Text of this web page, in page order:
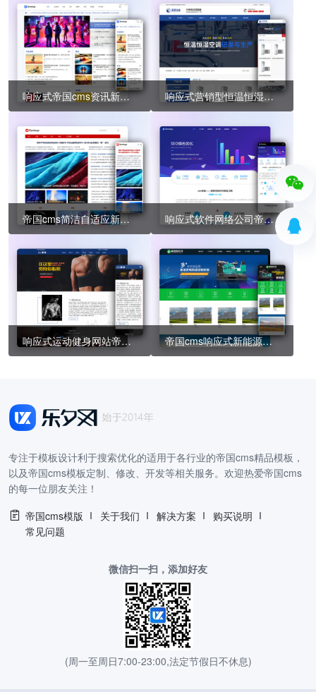
响应式帝国cms资讯新闻自媒体html5模版 简洁博客文章帝国cms模板源码 响应式营销型恒温恒湿机环境设备类网站帝国cms模板 蓝色营销型空调设备网站模板源码
帝国cms简洁自适应新闻博客模板源码 清爽轻量文章资讯响应式模板 响应式软件网络公司帝国cms模板 seo快排网站源码
响应式运动健身网站帝国cms模板 健身瑜伽俱乐部网站源码下载 帝国cms响应式新能源设备类网站模板 变电站绝缘柜发电机网站源码
专注于模板设计利于搜索优化的适用于各行业的帝国cms精品模板，
以及帝国cms模板定制、修改、开发等相关服务。欢迎热爱帝国cms
的每一位朋友关注！
帝国cms模版
关于我们 解决方案
购买说明
常见问题
微信扫一扫，添加好友
(周一至周日7:00-23:00,法定节假日不休息)